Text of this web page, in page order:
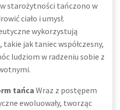
starożytności tańczono w
ciało i umysł.
wykorzystują
jak taniec współczesny,
ludziom w radzeniu sobie z
tańca Wraz z postępem
ewoluowały, tworząc